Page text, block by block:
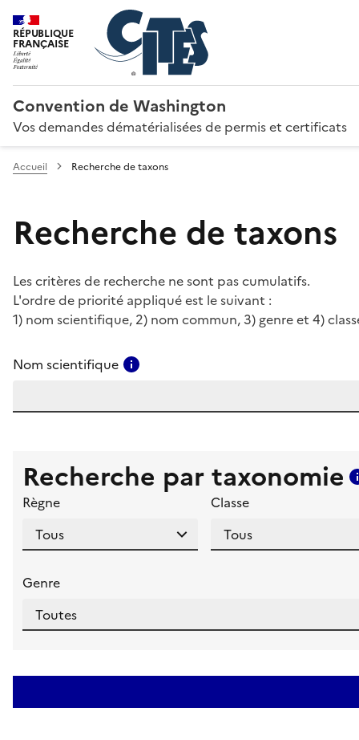
RÉPUBLIQUE
FRANÇAISE
Convention de Washington
Vos demandes dématérialisées de permis et certificats
Accueil Recherche de taxons
Recherche de taxons
Les critères de recherche ne sont pas cumulatifs.
L'ordre de priorité appliqué est le suivant :
1) nom scientifique, 2) nom commun, 3) genre et 4)
Nom scientifique
Recherche par taxonomie
Règne Classe
Genre